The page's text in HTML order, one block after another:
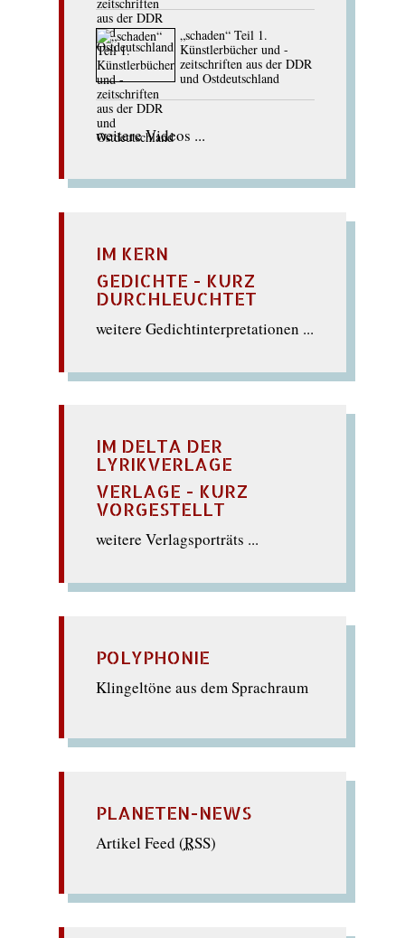
„schaden“ Teil 1.
Künstlerbücher und -
zeitschriften aus der DDR
und Ostdeutschland
weitere Videos ...
IM KERN
GEDICHTE - KURZ
DURCHLEUCHTET
weitere Gedichtinterpretationen ...
IM DELTA DER
LYRIKVERLAGE
VERLAGE - KURZ
VORGESTELLT
weitere Verlagsporträts ...
POLYPHONIE
Klingeltöne aus dem Sprachraum
PLANETEN-NEWS
Artikel Feed (RSS)